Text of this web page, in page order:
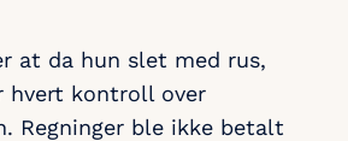
at da hun slet med rus,
hvert kontroll over
Regninger ble ikke betalt